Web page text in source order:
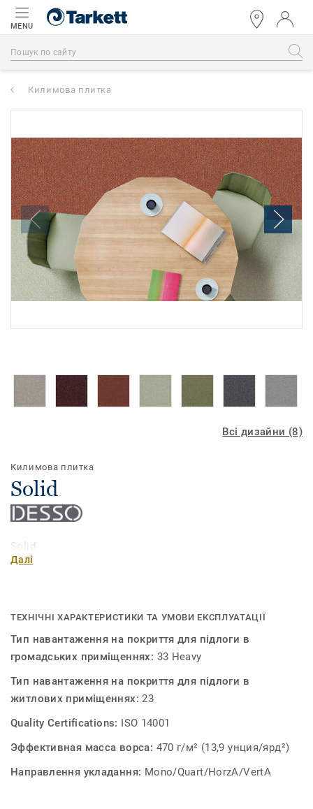
MENU
Килимова плитка
Всі дизайни (8)
Килимова плитка
Solid
Solid
Далі
ТЕХНІЧНІ ХАРАКТЕРИСТИКИ ТА УМОВИ ЕКСПЛУАТАЦІЇ
Тип навантаження на покриття для підлоги в
громадських приміщеннях: 33 Heavy
Тип навантаження на покриття для підлоги в
житлових приміщеннях:23
Quality Certifications: ISO 14001
Эффективная масса ворса: 470 г/м² (13,9 унция/ярд²)
Направлення укладання: Mono/Quart/HorzA/VertA